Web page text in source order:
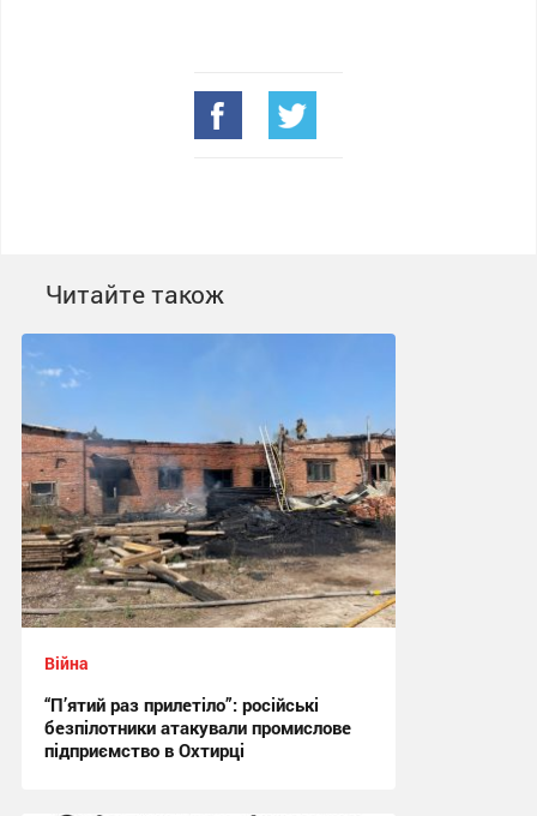
Читайте також
Війна
“П’ятий раз прилетіло”: російські
безпілотники атакували промислове
підприємство в Охтирці